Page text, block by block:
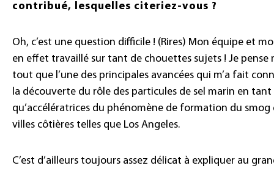
contribué, lesquelles citeriez-vous ?
Oh, c’est une question difficile ! (Rires) Mon équipe et
en effet travaillé sur tant de chouettes sujets ! Je pense
tout que l’une des principales avancées qui m’a fait
la découverte du rôle des particules de sel marin en tant
qu’accélératrices du phénomène de formation du smog
villes côtières telles que Los Angeles.
C’est d’ailleurs toujours assez délicat à expliquer au